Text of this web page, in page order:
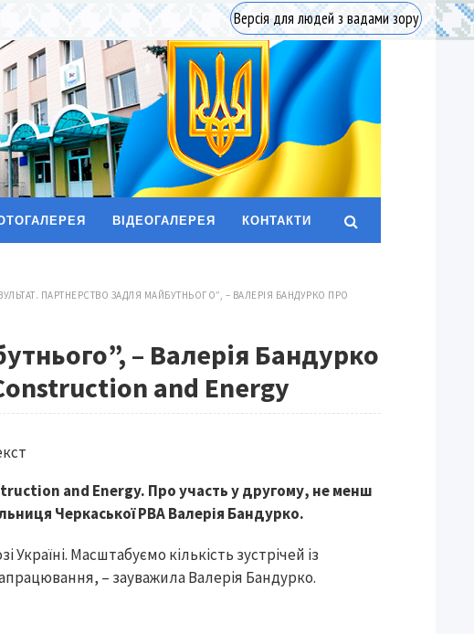
Версія для людей з вадами зору
ВІДЕОГАЛЕРЕЯ КОНТАКТИ
ПАРТНЕРСТВО ЗАДЛЯ МАЙБУТНЬОГО”, – ВАЛЕРІЯ БАНДУРКО ПРО
– Валерія Бандурко
and Energy
and Energy. Про участь у другому, не менш
Черкаської РВА Валерія Бандурко.
Масштабуємо кількість зустрічей із
– зауважила Валерія Бандурко.